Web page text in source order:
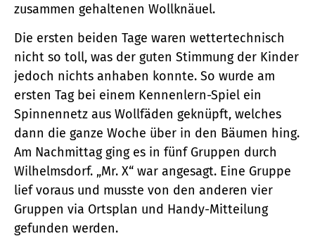
zusammen gehaltenen Wollknäuel.
Die ersten beiden Tage waren wettertechnisch
nicht so toll, was der guten Stimmung der Kinder
jedoch nichts anhaben konnte. So wurde am
ersten Tag bei einem Kennenlern-Spiel ein
Spinnennetz aus Wollfäden geknüpft, welches
dann die ganze Woche über in den Bäumen hing.
Am Nachmittag ging es in fünf Gruppen durch
Wilhelmsdorf. „Mr. X“ war angesagt. Eine Gruppe
lief voraus und musste von den anderen vier
Gruppen via Ortsplan und Handy-Mitteilung
gefunden werden.